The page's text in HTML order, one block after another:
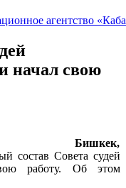
начал свою
Бишкек,
состав Совета судей
работу. Об этом